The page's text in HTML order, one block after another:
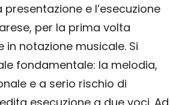
e l’esecuzione
per la prima volta
notazione musicale. Si
fondamentale: la melodia,
e a serio rischio di